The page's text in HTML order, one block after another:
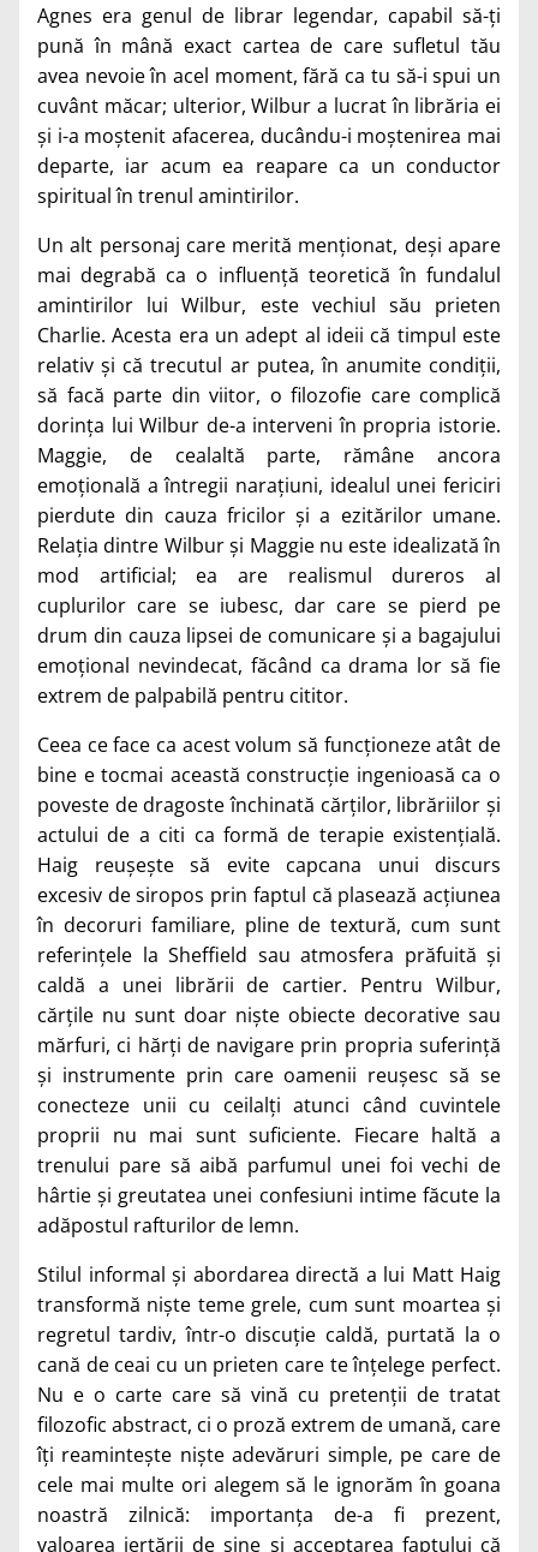
Agnes era genul de librar legendar, capabil să-ți
pună în mână exact cartea de care sufletul tău
avea nevoie în acel moment, fără ca tu să-i spui un
cuvânt măcar; ulterior, Wilbur a lucrat în librăria ei
și i-a moștenit afacerea, ducându-i moștenirea mai
departe, iar acum ea reapare ca un conductor
spiritual în trenul amintirilor.
Un alt personaj care merită menționat, deși apare
mai degrabă ca o influență teoretică în fundalul
amintirilor lui Wilbur, este vechiul său prieten
Charlie. Acesta era un adept al ideii că timpul este
relativ și că trecutul ar putea, în anumite condiții,
să facă parte din viitor, o filozofie care complică
dorința lui Wilbur de-a interveni în propria istorie.
Maggie, de cealaltă parte, rămâne ancora
emoțională a întregii narațiuni, idealul unei fericiri
pierdute din cauza fricilor și a ezitărilor umane.
Relația dintre Wilbur și Maggie nu este idealizată în
mod artificial; ea are realismul dureros al
cuplurilor care se iubesc, dar care se pierd pe
drum din cauza lipsei de comunicare și a bagajului
emoțional nevindecat, făcând ca drama lor să fie
extrem de palpabilă pentru cititor.
Ceea ce face ca acest volum să funcționeze atât de
bine e tocmai această construcție ingenioasă ca o
poveste de dragoste închinată cărților, librăriilor și
actului de a citi ca formă de terapie existențială.
Haig reușește să evite capcana unui discurs
excesiv de siropos prin faptul că plasează acțiunea
în decoruri familiare, pline de textură, cum sunt
referințele la Sheffield sau atmosfera prăfuită și
caldă a unei librării de cartier. Pentru Wilbur,
cărțile nu sunt doar niște obiecte decorative sau
mărfuri, ci hărți de navigare prin propria suferință
și instrumente prin care oamenii reușesc să se
conecteze unii cu ceilalți atunci când cuvintele
proprii nu mai sunt suficiente. Fiecare haltă a
trenului pare să aibă parfumul unei foi vechi de
hârtie și greutatea unei confesiuni intime făcute la
adăpostul rafturilor de lemn.
Stilul informal și abordarea directă a lui Matt Haig
transformă niște teme grele, cum sunt moartea și
regretul tardiv, într-o discuție caldă, purtată la o
cană de ceai cu un prieten care te înțelege perfect.
Nu e o carte care să vină cu pretenții de tratat
filozofic abstract, ci o proză extrem de umană, care
îți reamintește niște adevăruri simple, pe care de
cele mai multe ori alegem să le ignorăm în goana
noastră zilnică: importanța de-a fi prezent,
valoarea iertării de sine și acceptarea faptului că